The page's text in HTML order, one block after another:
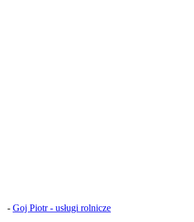
- Goj Piotr - usługi rolnicze